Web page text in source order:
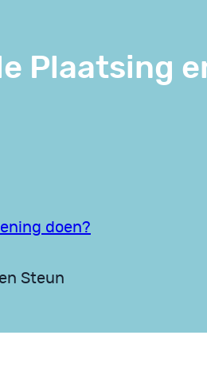
Plaatsing
doen?
Steun